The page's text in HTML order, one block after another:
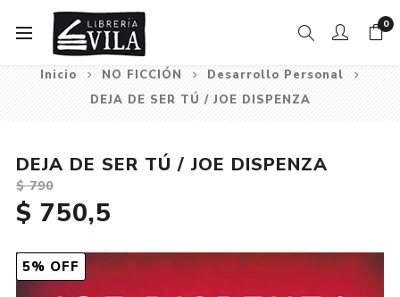
0
Inicio NO FICCIÓN
Desarrollo Personal
DEJA DE SER TÚ / JOE DISPENZA
5% OFF
DEJA DE SER TÚ / JOE DISPENZA
$ 790
$ 750,5